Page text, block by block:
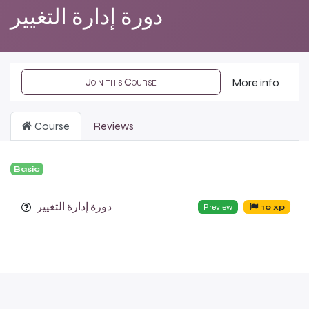
دورة إدارة التغيير
Join this Course More info
Course Reviews
Basic
دورة إدارة التغيير Preview 10 xp